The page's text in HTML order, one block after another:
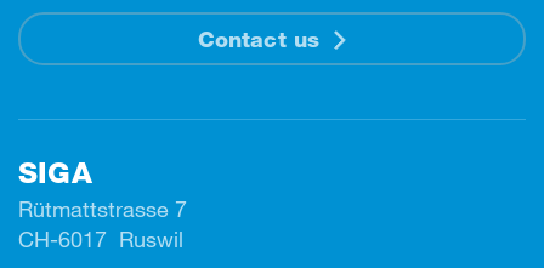
Contact us
SIGA
Rütmattstrasse 7
CH-6017 Ruswil